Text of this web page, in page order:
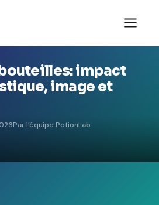
impact
image et
Par l'équipe PotionLab